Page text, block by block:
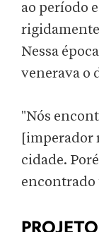
ao período
Nessa
venerava o
"Nós
[imperador
cidade.
encontrado